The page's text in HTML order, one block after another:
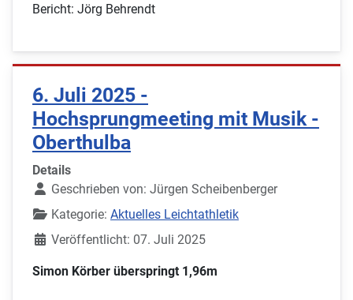
Bericht: Jörg Behrendt
6. Juli 2025 -
Hochsprungmeeting mit Musik -
Oberthulba
Details
Geschrieben von: Jürgen Scheibenberger
Kategorie: Aktuelles Leichtathletik
Veröffentlicht: 07. Juli 2025
Simon Körber überspringt 1,96m